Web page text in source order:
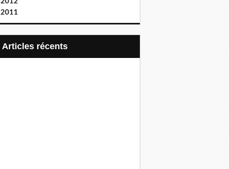
2011
articles récents